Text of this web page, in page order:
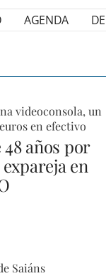
AGENDA
videoconsola, un
en efectivo
años por
en
Saiáns